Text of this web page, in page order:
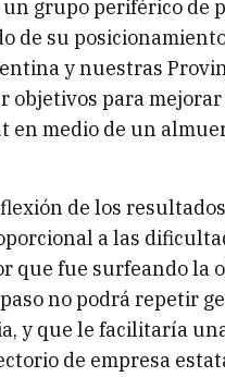
grupo periférico de
de su
y nuestras
objetivos para mejorar
en medio de un
de los
a las
que fue surfeando la
no podrá repetir
y que le facilitaría
de empresa